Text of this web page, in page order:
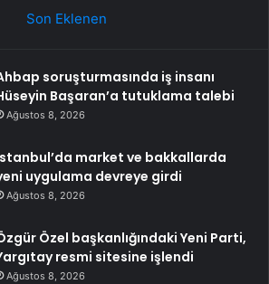
Son Eklenen
soruşturmasında iş insanı
Başaran’a tutuklama talebi
Ağustos 8, 2026
market ve bakkallarda
uygulama devreye girdi
Ağustos 8, 2026
Özel başkanlığındaki Yeni Parti,
resmi sitesine işlendi
Ağustos 8, 2026